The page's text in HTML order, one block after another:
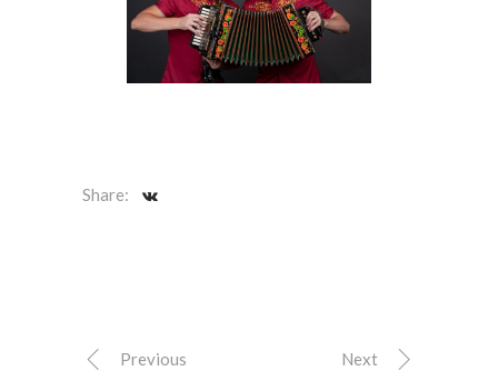
Share:
Previous Next